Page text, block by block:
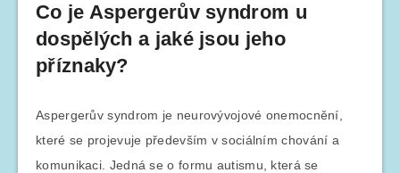
Co je Aspergerův syndrom u
dospělých a jaké jsou jeho
příznaky?
Aspergerův syndrom je neurovývojové onemocnění,
které se projevuje především v sociálním chování a
komunikaci. Jedná se o formu autismu, která se